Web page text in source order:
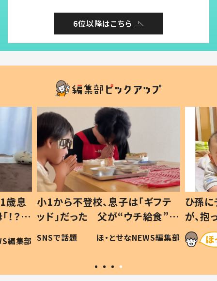
6位以降はこちら
歳息
？」
編集部
小1から不登校、息子は「ギフテ
ッド」だった 父が“ウチ給食”を
作り続ける理由とは #令和の親
#令和の子
SNSで話題 ほ・とせなNEWS編集部
ひ孫
が、
「涙が
い」